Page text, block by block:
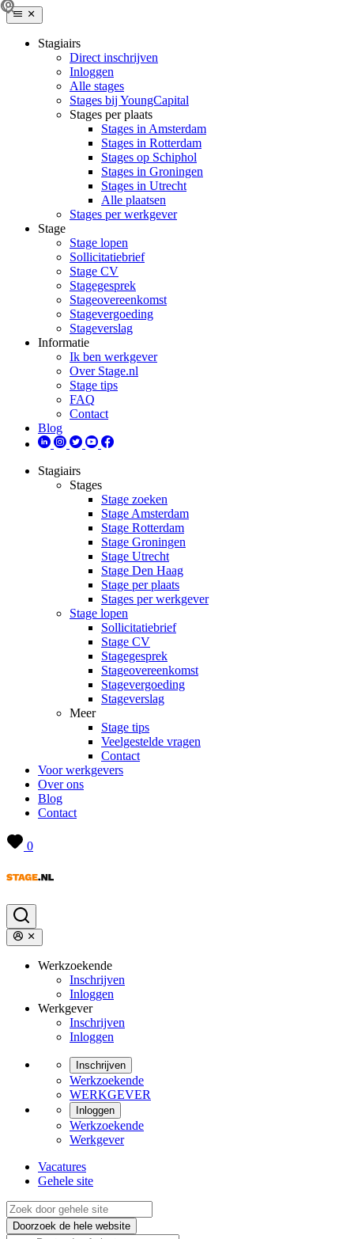
Stagiairs
Direct inschrijven
Inloggen
Alle stages
Stages bij YoungCapital
Stages per plaats
Stages in Amsterdam
Stages in Rotterdam
Stages op Schiphol
Stages in Groningen
Stages in Utrecht
Alle plaatsen
Stages per werkgever
Stage
Stage lopen
Sollicitatiebrief
Stage CV
Stagegesprek
Stageovereenkomst
Stagevergoeding
Stageverslag
Informatie
Ik ben werkgever
Over Stage.nl
Stage tips
FAQ
Contact
Blog
Stagiairs
Stages
Stage zoeken
Stage Amsterdam
Stage Rotterdam
Stage Groningen
Stage Utrecht
Stage Den Haag
Stage per plaats
Stages per werkgever
Stage lopen
Sollicitatiebrief
Stage CV
Stagegesprek
Stageovereenkomst
Stagevergoeding
Stageverslag
Meer
Stage tips
Veelgestelde vragen
Contact
Voor werkgevers
Over ons
Blog
Contact
0
Werkzoekende
Inschrijven
Inloggen
Werkgever
Inschrijven
Inloggen
Inschrijven
Werkzoekende
WERKGEVER
Inloggen
Werkzoekende
Werkgever
Vacatures
Gehele site